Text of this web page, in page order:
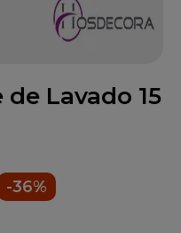
Lavado 15
-36%